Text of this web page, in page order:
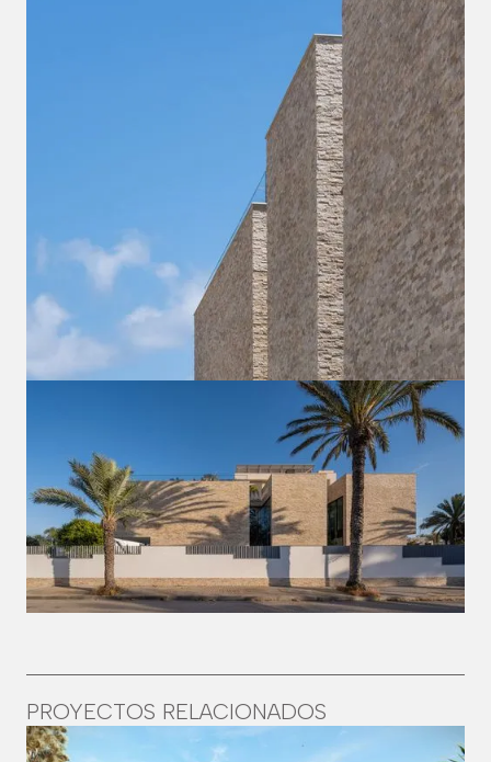
PROYECTOS RELACIONADOS